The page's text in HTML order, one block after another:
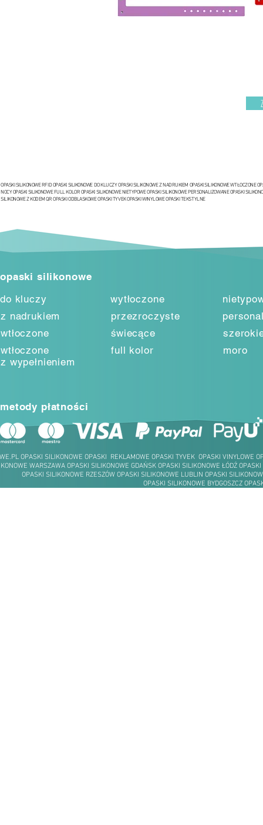
OPASKI SILIKONOWE RFID OPASKI SILIKONOWE DO KLUCZY OPASKI SILIKONOWE Z NADRUKIEM OPASKI SILIKONOWE WTŁOCZONE
NOCY OPASKI SILIKONOWE FULL KOLOR OPASKI SILIKONOWE NIETYPOWE OPASKI SILIKONOWE PERSONALIZOWANE OPASKI
SILIKONOWE Z KODEM QR OPASKI ODBLASKOWE OPASKI TYVEK OPASKI WINYLOWE OPASKI TEKSTYLNE
opaski silikonowe
do kluczy
z nadrukiem
wtłoczone
wtłoczone
z wypełnieniem
wytłoczone
przezroczyste
świecące
full kolor
moro
metody płatności
OPASKI SILIKONOWE OPASKI REKLAMOWE OPASKI TYVEK OPASKI VINYLOWE
WARSZAWA OPASKI SILIKONOWE GDAŃSK OPASKI SILIKONOWE ŁÓDŹ
OPASKI SILIKONOWE RZESZÓW OPASKI SILIKONOWE LUBLIN OPASKI
OPASKI SILIKONOWE BYDGOSZCZ